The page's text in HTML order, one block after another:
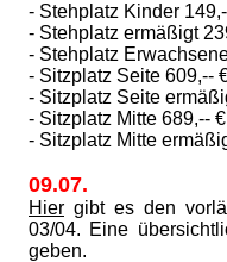
- Stehplatz Kinder
- Stehplatz ermäßigt
- Stehplatz
- Sitzplatz Seite 609,--
- Sitzplatz Seite
- Sitzplatz Mitte 689,--
- Sitzplatz Mitte
09.07.
Hier gibt es den
03/04. Eine
geben.